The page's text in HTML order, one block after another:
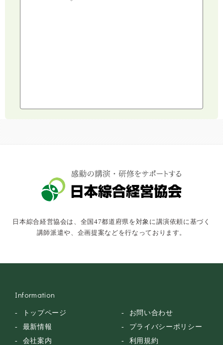
コミュニケーション・話し方
キャスター・アナウンサー
俳優・タレント・モデル
落語・講談・色物
安全大会
日本綜合経営協会は、全国47都道府県を対象に講演依頼に基づく
講師派遣や、企画提案などを行なっております。
Information
トップページ
最新情報
会社案内
お問い合わせ
プライバシーポリシー
利用規約